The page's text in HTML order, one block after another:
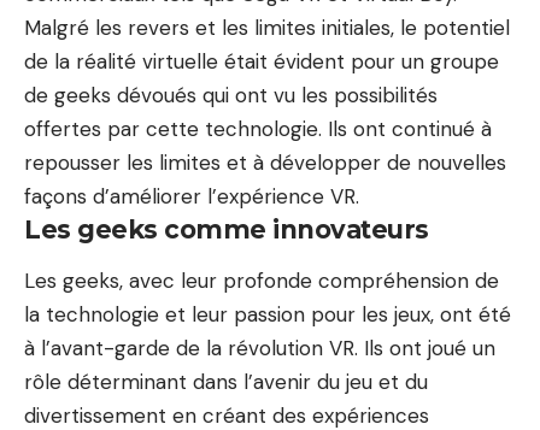
Malgré les revers et les limites initiales, le potentiel
de la réalité virtuelle était évident pour un groupe
de geeks dévoués qui ont vu les possibilités
offertes par cette technologie. Ils ont continué à
repousser les limites et à développer de nouvelles
façons d’améliorer l’expérience VR.
Les geeks comme innovateurs
Les geeks, avec leur profonde compréhension de
la technologie et leur passion pour les jeux, ont été
à l’avant-garde de la révolution VR. Ils ont joué un
rôle déterminant dans l’avenir du jeu et du
divertissement en créant des expériences